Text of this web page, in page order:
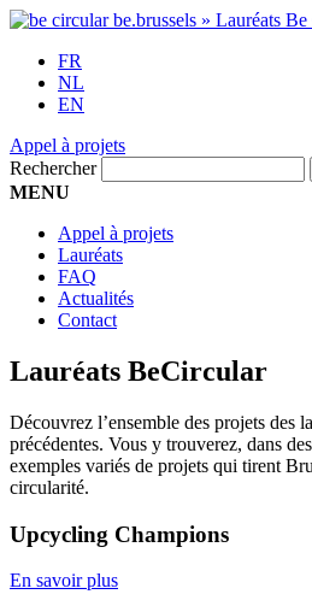
FR
NL
EN
Appel à projets
Rechercher
MENU
Appel à projets
Lauréats
FAQ
Actualités
Contact
Lauréats BeCircular
Découvrez l’ensemble des projets des
précédentes. Vous y trouverez, dans
exemples variés de projets qui tirent
circularité.
Upcycling Champions
En savoir plus